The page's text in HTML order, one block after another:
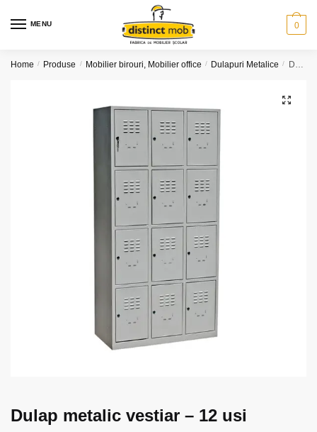
MENU 0
Home / Produse / Mobilier birouri, Mobilier office / Dulapuri Metalice / Dulap metalic vestiar – 12 usi
🔍
Dulap metalic vestiar – 12 usi